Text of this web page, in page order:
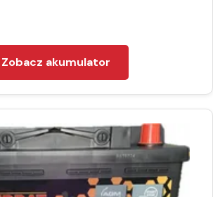
Zobacz akumulator